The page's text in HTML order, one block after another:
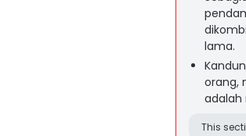
lama.
orang,
adalah
This